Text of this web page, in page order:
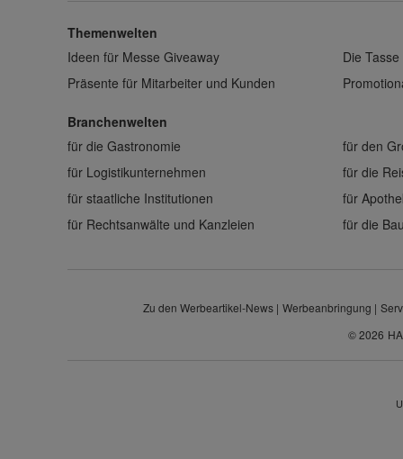
Themenwelten
Ideen für Messe Giveaway
Die
Präsente für Mitarbeiter und Kunden
Branchenwelten
für die Gastronomie
für den
für Logistikunternehmen
für die
für staatliche Institutionen
für
für Rechtsanwälte und Kanzleien
für die
Zu den Werbeartikel-News Werbeanbringung
© 2026